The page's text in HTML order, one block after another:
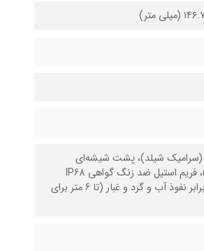
شیلد)، پشت شیشه‌ای
(سرامیک شیلد)، فریم استیل ضد زنگ گواهی IP68
برای مقاوت در برابر نفوذ آب و گرد و غبار (تا 6 متر برای